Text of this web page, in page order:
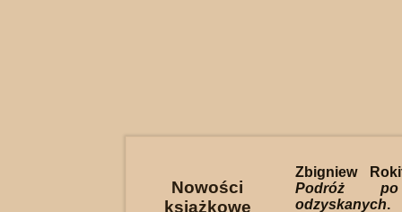
Nowości
książkowe
Zbigniew
Podróż
odzyskanych.